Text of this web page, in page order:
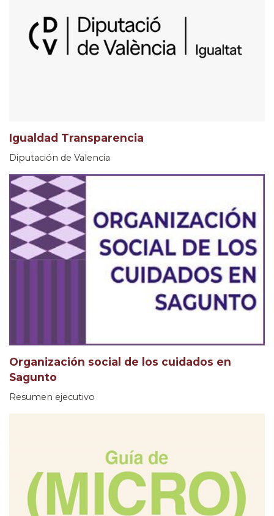
Igualdad Transparencia
Diputación de Valencia
Organización social de los cuidados en
Sagunto
Resumen ejecutivo